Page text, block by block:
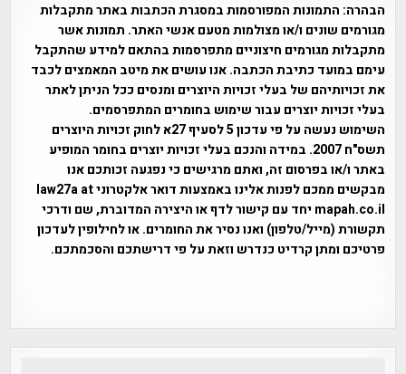
הבהרה: התמונות המפורסמות במסגרת הכתבות באתר מתקבלות
מגורמים שונים ו/או מצולמות מטעם אנשי האתר. תמונות אשר
מתקבלות מגורמים חיצוניים מתפרסמות בהתאם למידע שהתקבל
עימם במועד כתיבת הכתבה. אנו עושים את מיטב המאמצים לכבד
את זכויותיהם של בעלי זכויות היוצרים ומנסים ככל הניתן לאתר
בעלי זכויות יוצרים עבור שימוש בחומרים המתפרסמים.
השימוש נעשה על פי עדכון 5 לסעיף 27א לחוק זכויות היוצרים
תשס"ח 2007. במידה והנכם בעלי זכויות יוצרים בחומר המופיע
באתר ו/או בפרסום זה, ואתם מרגישים כי נפגעה זכותכם אנו
מבקשים ממכם לפנות אלינו באמצעות דואר אלקטרוני law27a at
mapah.co.il יחד עם קישור לדף או היצירה המדוברת, שם ודרכי
תקשורת (מייל/טלפון) ואנו נסיר את החומרים. או לחילופין לעדכון
פרטיכם ומתן קרדיט כנדרש וזאת על פי דרישתכם והסכמתכם.